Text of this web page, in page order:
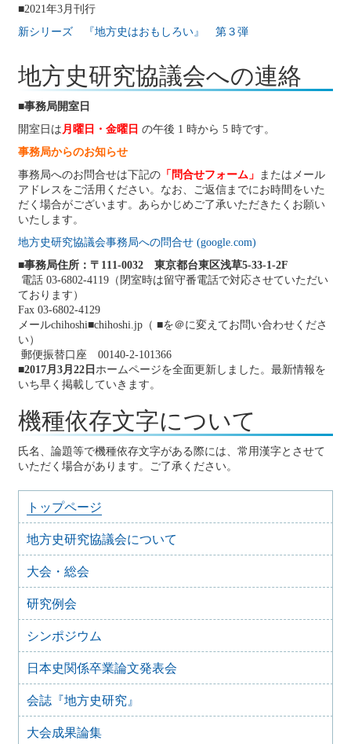
2025年5月12日
研究例会
2024年度第5回研究例会（2025年5月30日）
イベント情報2025年5月のイベント
2025年4月25日
イベント情報
2025年4月9日
2025年4月
2025年3月22日
日本史関係卒業論文発表会第66回日本史関係卒業論文発表
会の日程・会場・発表論題・特別講座について
イベント情報2025年3月のイベント
2025年2月27日
研究例会2024年度第4回研究例会（2025年3月30日）
2025年2月19日
地方史運動日本学術会議の解体・変質を招く「法人化」に
反対し、法案撤回を求める声明
2025年2月16日
イベント情報2025年2月のイベント
会誌『地方史研究』『地方史研究』433号 第75巻第1号
2025年2月
2025年2月2日
シンポジウム第１５回四国地域史研究連絡協議会（徳島）
2025年1月21日
研究例会2024年度第3回研究例会（兵庫大会総括例会）
（2025年2月23日）
2025年1月15日
会誌『地方史研究』『地方史研究』432号 第74巻第6号
2024年12月
研究例会 2024年度第２回研究例会（2025年１月22日）
2024年12月21日
事務局会員の皆様へ 会誌発送の遅れにつきお詫び
2024年11月22日
イベント情報2024年12月のイベント
2024年11月21日
■2021年3月刊行
新シリーズ 『地方史はおもしろい』 第３弾
地方史研究協議会への連絡
■事務局開室日
開室日は 月曜日・金曜日 の午後 1 時から 5 時です。
事務局からのお知らせ
事務局へのお問合せは下記の 「問合せフォーム」 またはメール
アドレスをご活用ください。なお、ご返信までにお時間をいた
だく場合がございます。あらかじめご了承いただきたくお願い
いたします。
地方史研究協議会事務局への問合せ (google.com)
■事務局住所：〒111-0032 東京都台東区浅草5-33-1-2F
電話 03-6802-4119（閉室時は留守番電話で対応させていただい
ております）
Fax 03-6802-4129
メールchihoshi■chihoshi.jp（ ■を＠に変えてお問い合わせくださ
い）
郵便振替口座 00140-2-101366
■2017月3月22日 ホームページを全面更新しました。最新情報を
いち早く掲載していきます。
機種依存文字について
氏名、論題等で機種依存文字がある際には、常用漢字とさせて
いただく場合があります。ご了承ください。
トップページ
地方史研究協議会について
大会・総会
研究例会
シンポジウム
日本史関係卒業論文発表会
会誌『地方史研究』
大会成果論集